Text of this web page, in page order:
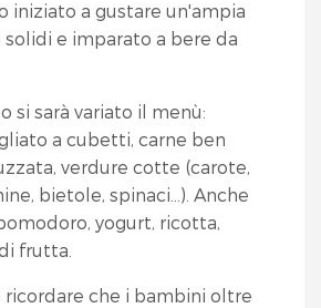
iniziato a gustare un'ampia
e imparato a bere da
si sarà variato il menù:
a cubetti, carne ben
verdure cotte (carote,
bietole, spinaci…). Anche
yogurt, ricotta,
frutta.
che i bambini oltre